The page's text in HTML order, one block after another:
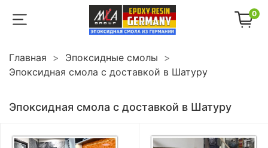
0
Главная
Эпоксидные смолы
Эпоксидная смола с доставкой в Шатуру
Эпоксидная смола с доставкой в Шатуру